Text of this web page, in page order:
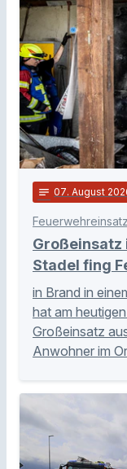
notes 07. August
Feuerwehreinsatz
Großeinsatz
Stadel fing
in Brand in
hat am
Großeinsatz
Anwohner im